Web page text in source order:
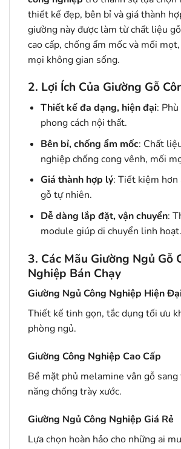
thiết kế đẹp, bên bỉ và giá thành
giường này được làm từ chất liệu
cao cấp, chống ẩm mốc và mối
mọi không gian sống.
2. Lợi Ích Của Giường Gỗ
Thiết kế đa dạng, hiện đại:
phong cách nội thất.
Bên bỉ, chống ẩm mốc: Chất
nghiệp chống cong vênh, mối
Giá thành hợp lý: Tiết kiệm hơn
gỗ tự nhiên.
Dễ dàng lắp đặt, vận chuyển:
module giúp di chuyển linh hoạt.
3. Các Mãu Giường Ngủ Gỗ
Nghiệp Bán Chạy
Giường Ngủ Công Nghiệp Hiện
Thiết kế tinh gọn, tắc dụng tối ưu
phòng ngủ.
Giường Công Nghiệp Cao Cấp
Bề mặt phủ melamine vân gỗ
năng chống trày xước.
Giường Ngủ Công Nghiệp Giá Rẻ
Lựa chọn hoàn hảo cho những ai